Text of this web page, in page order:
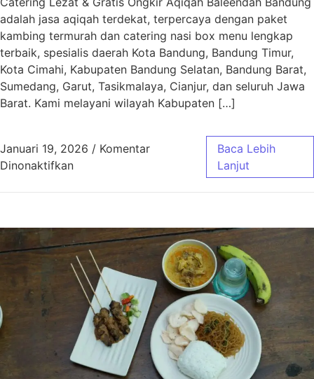
adalah jasa aqiqah terdekat, terpercaya dengan paket
kambing termurah dan catering nasi box menu lengkap
terbaik, spesialis daerah Kota Bandung, Bandung Timur,
Kota Cimahi, Kabupaten Bandung Selatan, Bandung Barat,
Sumedang, Garut, Tasikmalaya, Cianjur, dan seluruh Jawa
Barat. Kami melayani wilayah Kabupaten […]
Januari 19, 2026 / Komentar
Dinonaktifkanpada Aqiqah Baleendah Bandung Murah &
Baca Lebih
Lanjut